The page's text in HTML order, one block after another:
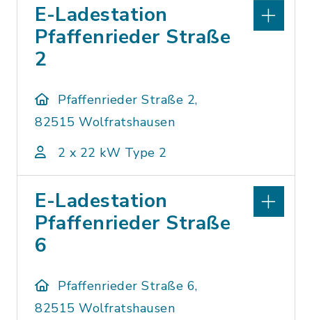
E-Ladestation
Pfaffenrieder Straße
2
Pfaffenrieder Straße 2,
82515 Wolfratshausen
2 x 22 kW Type 2
E-Ladestation
Pfaffenrieder Straße
6
Pfaffenrieder Straße 6,
82515 Wolfratshausen